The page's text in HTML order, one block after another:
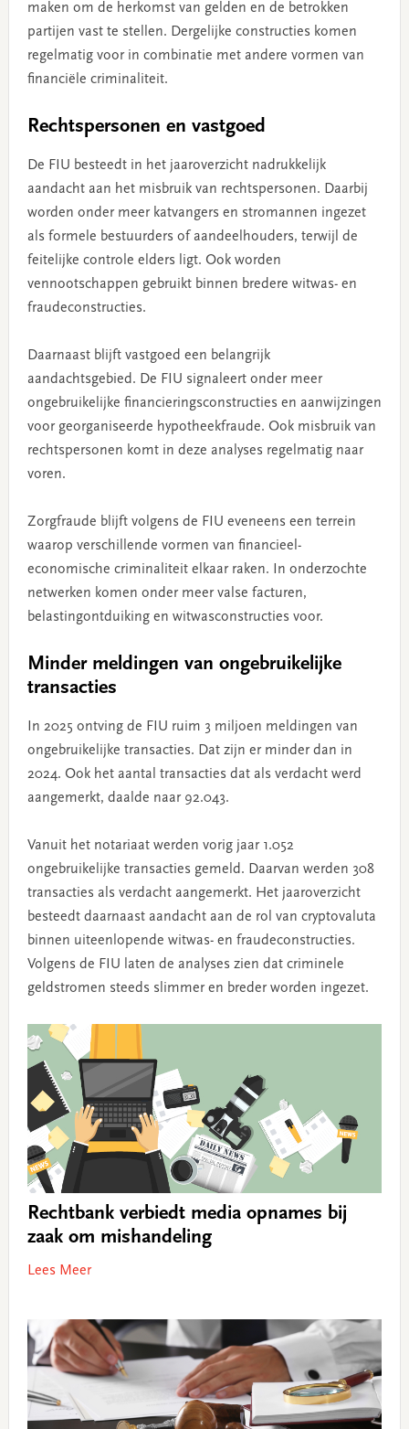
maken om de herkomst van gelden en de betrokken
partijen vast te stellen. Dergelijke constructies komen
regelmatig voor in combinatie met andere vormen van
financiële criminaliteit.
Rechtspersonen en vastgoed
De FIU besteedt in het jaaroverzicht nadrukkelijk
aandacht aan het misbruik van rechtspersonen. Daarbij
worden onder meer katvangers en stromannen ingezet
als formele bestuurders of aandeelhouders, terwijl de
feitelijke controle elders ligt. Ook worden
vennootschappen gebruikt binnen bredere witwas- en
fraudeconstructies.
Daarnaast blijft vastgoed een belangrijk
aandachtsgebied. De FIU signaleert onder meer
ongebruikelijke financieringsconstructies en aanwijzingen
voor georganiseerde hypotheekfraude. Ook misbruik van
rechtspersonen komt in deze analyses regelmatig naar
voren.
Zorgfraude blijft volgens de FIU eveneens een terrein
waarop verschillende vormen van financieel-
economische criminaliteit elkaar raken. In onderzochte
netwerken komen onder meer valse facturen,
belastingontduiking en witwasconstructies voor.
Minder meldingen van ongebruikelijke
transacties
In 2025 ontving de FIU ruim 3 miljoen meldingen van
ongebruikelijke transacties. Dat zijn er minder dan in
2024. Ook het aantal transacties dat als verdacht werd
aangemerkt, daalde naar 92.043.
Vanuit het notariaat werden vorig jaar 1.052
ongebruikelijke transacties gemeld. Daarvan werden 308
transacties als verdacht aangemerkt. Het jaaroverzicht
besteedt daarnaast aandacht aan de rol van cryptovaluta
binnen uiteenlopende witwas- en fraudeconstructies.
Volgens de FIU laten de analyses zien dat criminele
geldstromen steeds slimmer en breder worden ingezet.
Rechtbank verbiedt media opnames bij
zaak om mishandeling
Lees Meer